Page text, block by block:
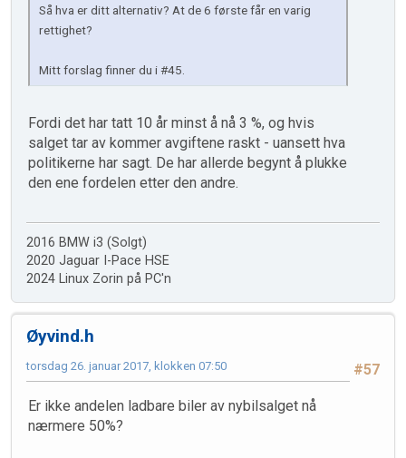
Så hva er ditt alternativ? At de 6 første får en varig
rettighet?
Mitt forslag finner du i #45.
Fordi det har tatt 10 år minst å nå 3 %, og hvis
salget tar av kommer avgiftene raskt - uansett hva
politikerne har sagt. De har allerde begynt å plukke
den ene fordelen etter den andre.
2016 BMW i3 (Solgt)
2020 Jaguar I-Pace HSE
2024 Linux Zorin på PC'n
Øyvind.h
#57
torsdag 26. januar 2017, klokken 07:50
Er ikke andelen ladbare biler av nybilsalget nå
nærmere 50%?